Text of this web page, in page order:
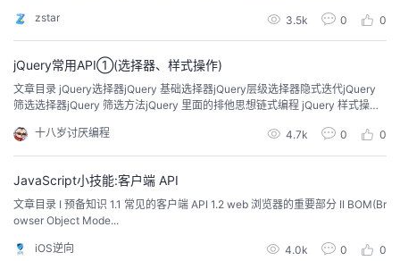
开
者
学
堂
的
Programs
我
支
持
我
的
我
zstar
3.5k 0 0
jQuery常用API①(选择器、样式操作)
文章目录 jQuery选择器jQuery 基础选择器jQuery层级选择器隐式迭代jQuery
筛选选择器jQuery 筛选方法jQuery 里面的排他思想链式编程 jQuery 样式操作
十八岁讨厌编程
4.7k 0 0
JavaScript小技能:客户端 API
文章目录 I 预备知识 1.1 常见的客户端 API 1.2 web 浏览器的重要部分 II BOM(Br
owser Object Mode...
iOS逆向 4.0k 0 0